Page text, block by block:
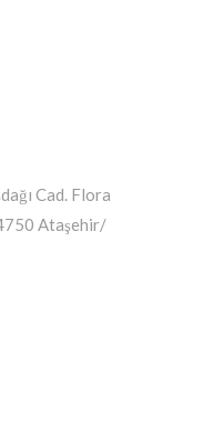
Cad. Flora
Ataşehir/